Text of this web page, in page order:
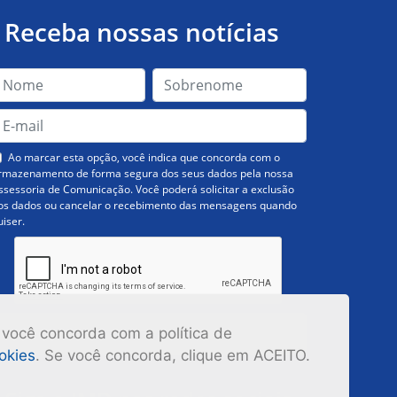
concorda com a política de
. Se você concorda, clique em ACEITO.
Receba nossas notícias
Ao marcar esta opção, você indica que concorda com o
de forma segura dos seus dados pela nossa
de Comunicação. Você poderá solicitar a exclusão
dados ou cancelar o recebimento das mensagens quando
Inscrever-se